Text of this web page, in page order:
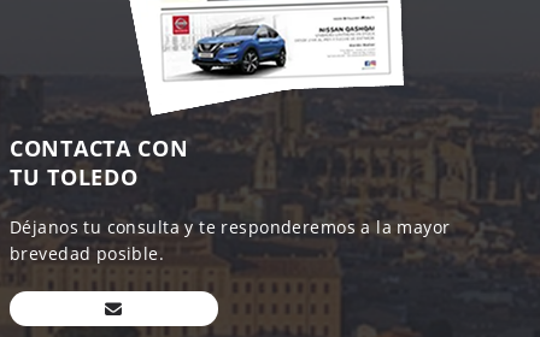
CONTACTA CON
TU TOLEDO
Déjanos tu consulta y te responderemos a la mayor
brevedad posible.